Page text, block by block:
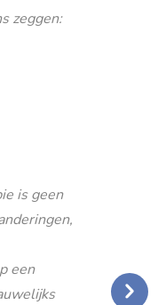
zeggen:
is geen
een